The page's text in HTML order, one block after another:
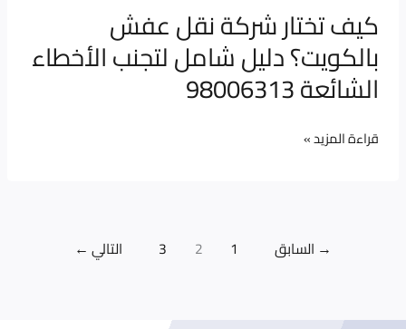
كيف تختار شركة نقل عفش
بالكويت؟ دليل شامل لتجنب الأخطاء
الشائعة 98006313
الأخطاء
الشائعة
98006313
قراءة المزيد »
→ السابق 1
2
3 التالي ←